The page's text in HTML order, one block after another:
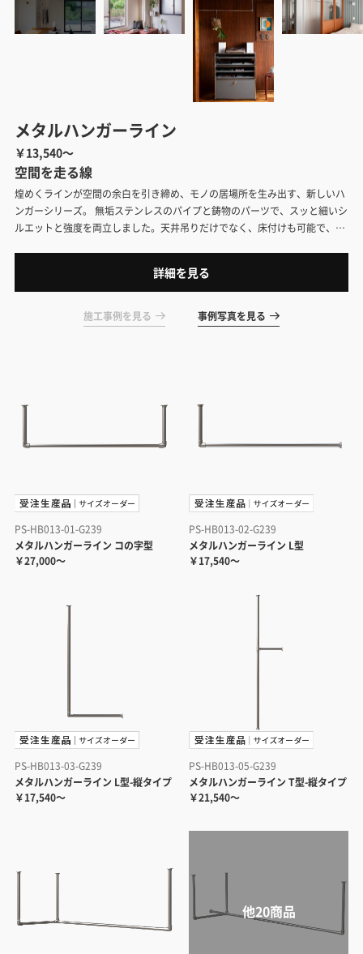
メタルハンガーライン
￥13,540～
空間を走る線
煌めくラインが空間の余白を引き締め、モノの居場所を生み出す、新しいハ
ンガーシリーズ。 無垢ステンレスのパイプと鋳物のパーツで、スッと細いシ
ルエットと強度を両立しました。天井吊りだけでなく、床付けも可能で、ラ
詳細を見る
施工事例を見る 事例写真を見る
PS-HB013-01-G239
メタルハンガーライン コの字型
￥27,000～
PS-HB013-02-G239
メタルハンガーライン L型
￥17,540～
PS-HB013-03-G239
メタルハンガーライン L型-縦タイプ
￥17,540～
PS-HB013-05-G239
メタルハンガーライン T型-縦タイプ
￥21,540～